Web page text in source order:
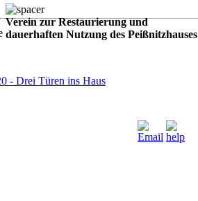
Verein zur Restaurierung und
dauerhaften Nutzung des Peißnitzhauses
- Drei Türen ins Haus